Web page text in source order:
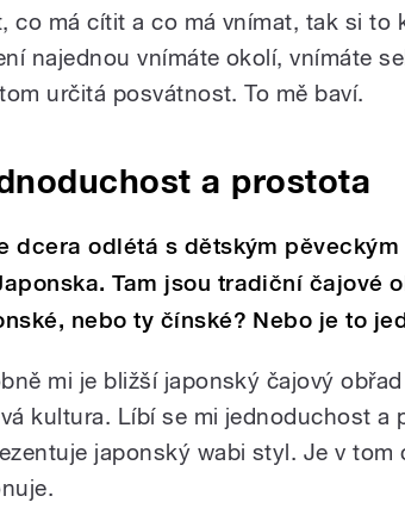
co má cítit a co má vnímat, tak si to
najednou vnímáte okolí, vnímáte
určitá posvátnost. To mě baví.
a prostota
dcera odlétá s dětským
Tam jsou tradiční čajové
nebo ty čínské? Nebo je to
mi je bližší japonský čajový
kultura. Líbí se mi jednoduchost a
japonský wabi styl. Je v tom